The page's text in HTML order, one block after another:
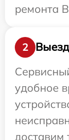
ремонта
2
удобное
доставим